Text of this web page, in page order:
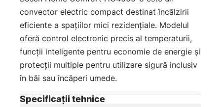
convector electric compact destinat încălzirii
eficiente a spațiilor mici rezidențiale. Modelul
oferă control electronic precis al temperaturii,
funcții inteligente pentru economie de energie și
protecții multiple pentru utilizare sigură inclusiv
în băi sau încăperi umede.
Specificații tehnice